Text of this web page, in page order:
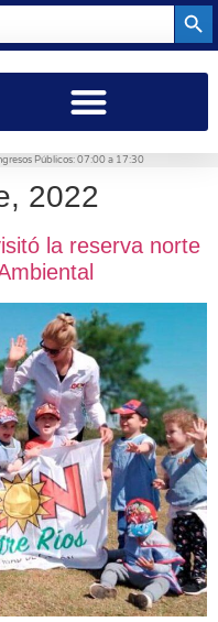
Públicos: 07:00 a 17:30
2022
la reserva norte